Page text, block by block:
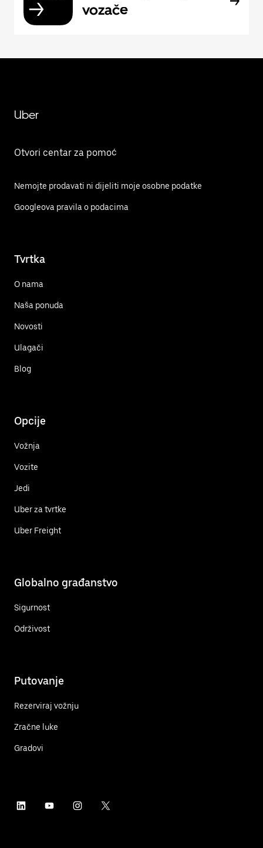
vozače
Uber
Otvori centar za pomoć
Nemojte prodavati ni dijeliti moje osobne podatke
Googleova pravila o podacima
Tvrtka
O nama
Naša ponuda
Novosti
Ulagači
Blog
Opcije
Vožnja
Vozite
Jedi
Uber za tvrtke
Uber Freight
Globalno građanstvo
Sigurnost
Održivost
Putovanje
Rezerviraj vožnju
Zračne luke
Gradovi